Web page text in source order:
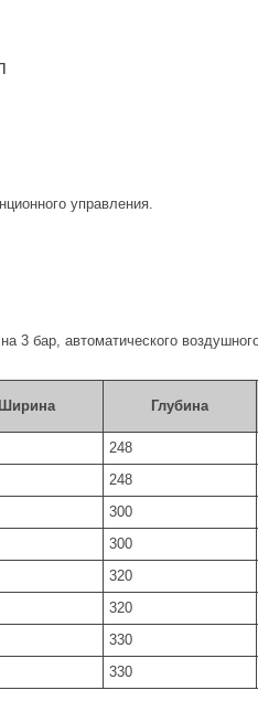
управления.
3 бар, автоматического
Ширина Глубина
248
248
300
300
320
320
330
330